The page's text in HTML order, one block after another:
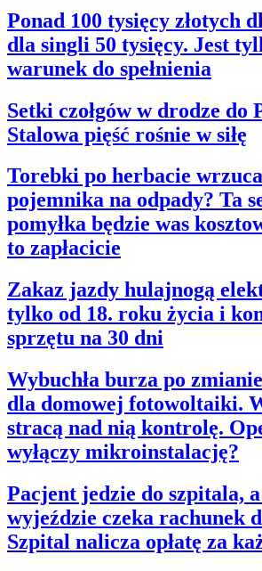
Ponad 100 tysięcy złotych
dla singli 50 tysięcy. Jest
warunek do spełnienia
Setki czołgów w drodze do
Stalowa pięść rośnie w siłę
Torebki po herbacie
pojemnika na odpady? Ta
pomyłka będzie was
to zapłacicie
Zakaz jazdy hulajnogą
tylko od 18. roku życia i
sprzętu na 30 dni
Wybuchła burza po
dla domowej fotowoltaiki.
stracą nad nią kontrolę.
wyłączy mikroinstalację?
Pacjent jedzie do szpitala,
wyjeździe czeka rachunek
Szpital nalicza opłatę za